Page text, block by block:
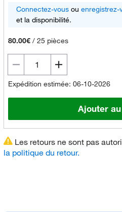
Connectez-vousou enregistrez-
et la disponibilité.
80.00€/ 25 pièces
Expédition estimée: 06-10-2026
Ajouter
Les retours ne sont pas
la politique du retour.